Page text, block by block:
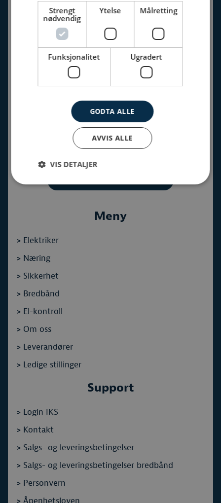
Org nr: NO 941 163 343 MVA
post@eke.no
Telefon:
32 14 70 50
Mandag til fredag 07.00-15.00
Avdelinger:
Modum | Krøderen| Sigdal
Meny
> Elektriker
> Næring
> Sikkerhet
> Bredbånd
> El-kontroll
> Om oss
> Leverandører
> Ledige stillinger
Support
> Login IKS
> Kontakt
> Salgs- og leveringsbetingelser
> Salgs- og leveringsbetingelser bredbånd
> Personvern
> Åpenhetsloven
Strengt
nødvendig
Ytelse Målretting
Funksjonalitet Ugradert
GODTA ALLE
AVVIS ALLE
VIS DETALJER